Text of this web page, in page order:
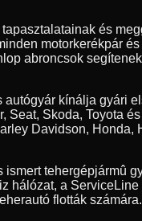
és
motorkerékpár
abroncsok
kínálja gyári
Skoda, Toyota
Davidson, Honda,
ismert tehergépjármû
hálózat, a ServiceLine
flották számára.